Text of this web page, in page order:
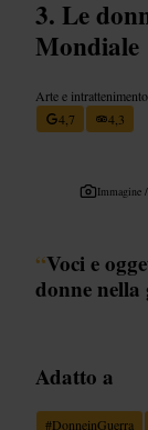
Le
Mondiale
Arte e intrattenimento
4,7
4,3
Immagine /
“Voci e
donne nella
Adatto a
#DonneinGuerra